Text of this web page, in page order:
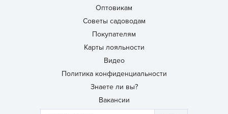
Оптовикам
Советы садоводам
Покупателям
Карты лояльности
Видео
Политика конфиденциальности
Знаете ли вы?
Вакансии